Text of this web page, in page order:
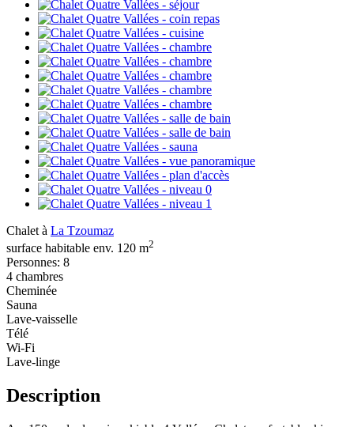
Chalet à La Tzoumaz
surface habitable env. 120 m2
Personnes: 8
4 chambres
Cheminée
Sauna
Lave-vaisselle
Télé
Wi-Fi
Lave-linge
Description